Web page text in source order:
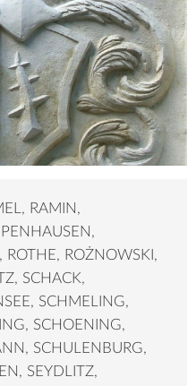
RAMIN,
ROTHE, ROŻNOWSKI,
SCHACK,
SCHMELING,
SCHOENING,
SCHULENBURG,
SEYDLITZ,